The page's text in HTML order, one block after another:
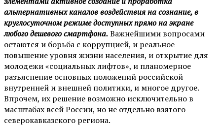
альтернативных каналов воздействия на сознание, в
круглосуточном режиме доступных прямо на экране
любого дешевого смартфона.Важнейшими вопросами
остаются и борьба с коррупцией, и реальное
повышение уровня жизни населения, и открытие для
молодежи «социальных лифтов», и планомерное
разъяснение основных положений российской
внутренней и внешней политики, и многое другое.
Впрочем, их решение возможно исключительно в
масштабах всей России, но не отдельно взятого
северокавказского региона.